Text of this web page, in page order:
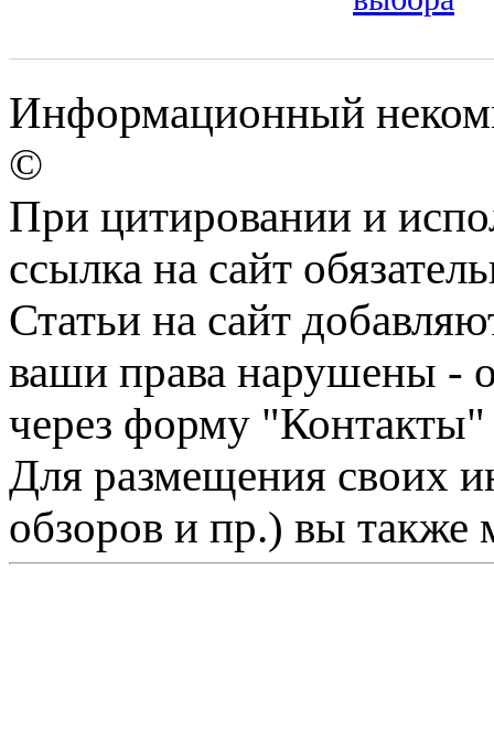
Информационный
©
При цитировании и
ссылка на сайт
Статьи на сайт
ваши права нарушены -
через форму "Контакты"
Для размещения своих
обзоров и пр.) вы также